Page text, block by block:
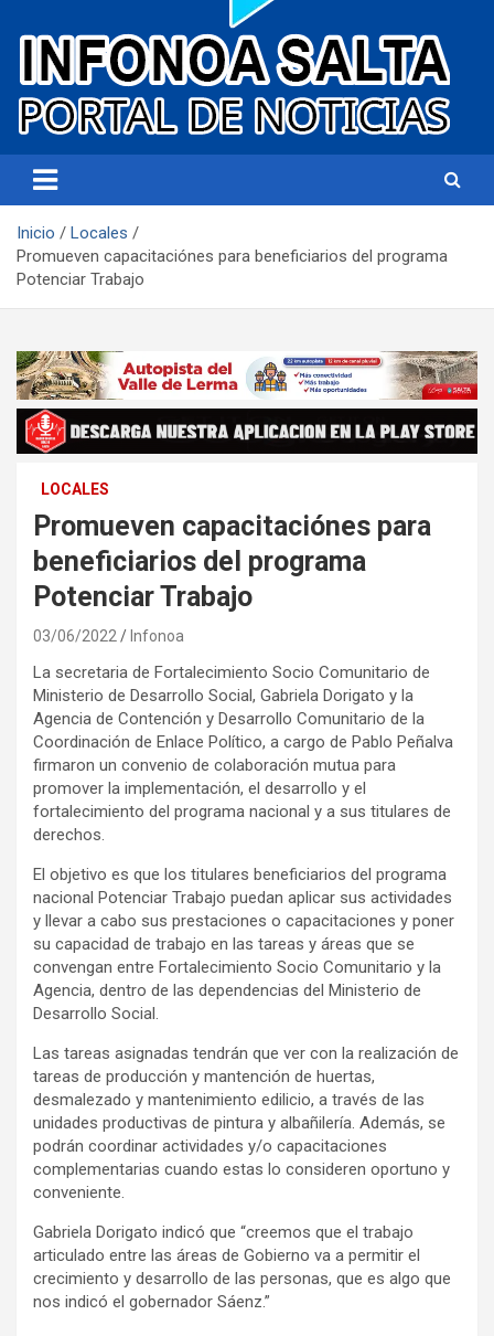
Infonoa Salta
Inicio
Locales
Promueven capacitaciónes para beneficiarios del programa
Potenciar Trabajo
LOCALES
Promueven capacitaciónes para
beneficiarios del programa
Potenciar Trabajo
03/06/2022 Infonoa
La secretaria de Fortalecimiento Socio Comunitario de
Ministerio de Desarrollo Social, Gabriela Dorigato y la
Agencia de Contención y Desarrollo Comunitario de la
Coordinación de Enlace Político, a cargo de Pablo Peñalva
firmaron un convenio de colaboración mutua para
promover la implementación, el desarrollo y el
fortalecimiento del programa nacional y a sus titulares de
derechos.
El objetivo es que los titulares beneficiarios del programa
nacional Potenciar Trabajo puedan aplicar sus actividades
y llevar a cabo sus prestaciones o capacitaciones y poner
su capacidad de trabajo en las tareas y áreas que se
convengan entre Fortalecimiento Socio Comunitario y la
Agencia, dentro de las dependencias del Ministerio de
Desarrollo Social.
Las tareas asignadas tendrán que ver con la realización de
tareas de producción y mantención de huertas,
desmalezado y mantenimiento edilicio, a través de las
unidades productivas de pintura y albañilería. Además, se
podrán coordinar actividades y/o capacitaciones
complementarias cuando estas lo consideren oportuno y
conveniente.
Gabriela Dorigato indicó que “creemos que el trabajo
articulado entre las áreas de Gobierno va a permitir el
crecimiento y desarrollo de las personas, que es algo que
nos indicó el gobernador Sáenz.”